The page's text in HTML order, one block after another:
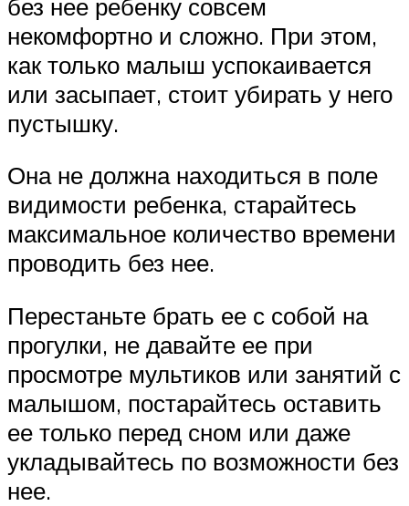
без нее ребенку совсем
некомфортно и сложно. При этом,
как только малыш успокаивается
или засыпает, стоит убирать у него
пустышку.
Она не должна находиться в поле
видимости ребенка, старайтесь
максимальное количество времени
проводить без нее.
Перестаньте брать ее с собой на
прогулки, не давайте ее при
просмотре мультиков или занятий с
малышом, постарайтесь оставить
ее только перед сном или даже
укладывайтесь по возможности без
нее.